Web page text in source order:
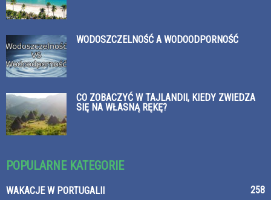
WODOSZCZELNOŚĆ A WODOODPORNOŚĆ
CO ZOBACZYĆ W TAJLANDII, KIEDY ZWIEDZA
SIĘ NA WŁASNĄ RĘKĘ?
POPULARNE KATEGORIE
WAKACJE W PORTUGALII 258